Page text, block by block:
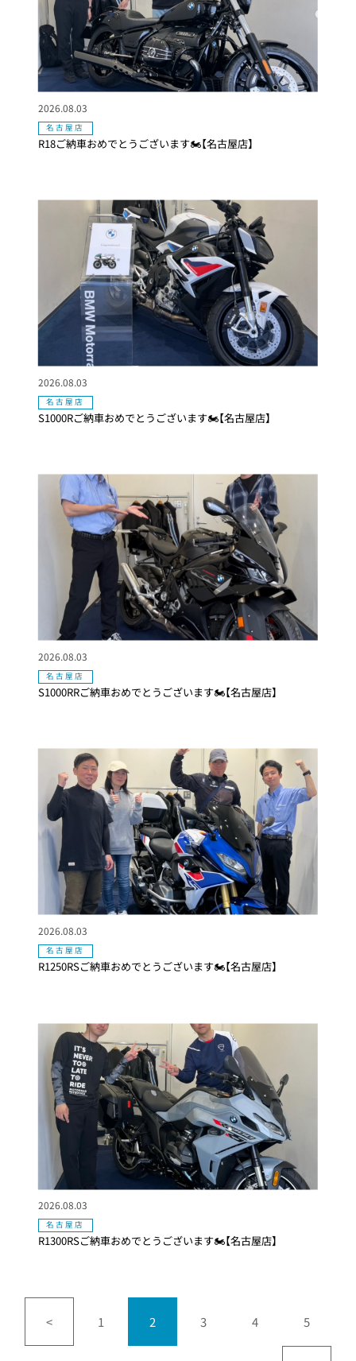
R18ご納車おめでとうございます🏍【名古屋店】
2026.08.03
名古屋店
S1000Rご納車おめでとうございます🏍【名古屋店】
2026.08.03
名古屋店
S1000RRご納車おめでとうございます🏍【名古屋店】
2026.08.03
名古屋店
R1250RSご納車おめでとうございます🏍【名古屋店】
2026.08.03
名古屋店
R1300RSご納車おめでとうございます🏍【名古屋店】
2026.08.03
名古屋店
< 1 2 3 4 5